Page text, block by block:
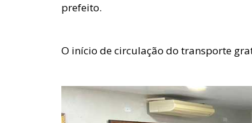
prefeito.
O início de circulação do transporte